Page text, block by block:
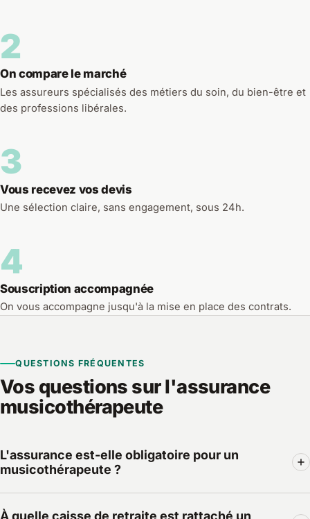
2
On compare le marché
Les assureurs spécialisés des métiers du soin, du bien-être et
des professions libérales.
3
Vous recevez vos devis
Une sélection claire, sans engagement, sous 24h.
4
Souscription accompagnée
On vous accompagne jusqu'à la mise en place des contrats.
QUESTIONS FRÉQUENTES
Vos questions sur l'assurance
musicothérapeute
L'assurance est-elle obligatoire pour un
musicothérapeute ?
À quelle caisse de retraite est rattaché un